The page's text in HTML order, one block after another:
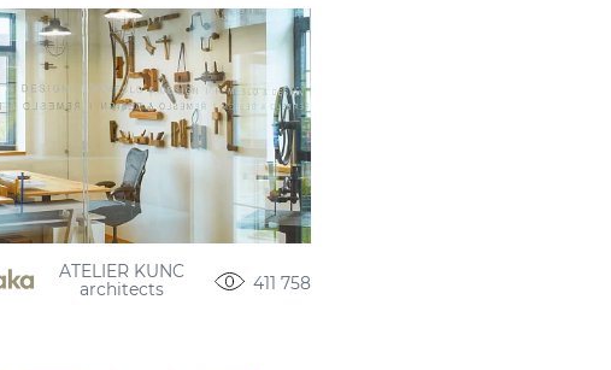
ATELIER KUNC
architects
411 758